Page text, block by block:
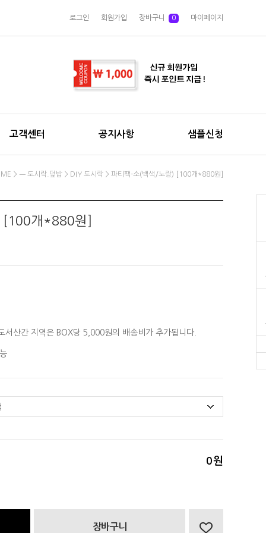
로그인 회원가입 장바구니 0 마이페이지
고객센터 공지사항 샘플신청
> ㅡ 도시락.덮밥 > DIY 도시락 > 파티팩-소(백색/노랑) [100개*880원]
개*880원]
서산간 지역은 BOX당 5,000원의 배송비가 추가됩니다.
0원
장바구니